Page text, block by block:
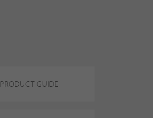
PRODUCT GUIDE